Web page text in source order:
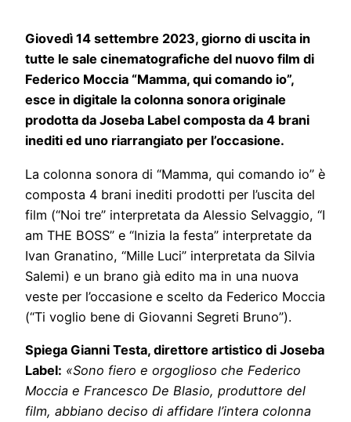
Giovedì 14 settembre 2023, giorno di uscita in
tutte le sale cinematografiche del nuovo film di
Federico Moccia “Mamma, qui comando io”,
esce in digitale la colonna sonora originale
prodotta da Joseba Label composta da 4 brani
inediti ed uno riarrangiato per l’occasione.
La colonna sonora di “Mamma, qui comando io” è
composta 4 brani inediti prodotti per l’uscita del
film (“Noi tre” interpretata da Alessio Selvaggio, “I
am THE BOSS” e “Inizia la festa” interpretate da
Ivan Granatino, “Mille Luci” interpretata da Silvia
Salemi) e un brano già edito ma in una nuova
veste per l’occasione e scelto da Federico Moccia
(“Ti voglio bene di Giovanni Segreti Bruno”).
Spiega Gianni Testa, direttore artistico di Joseba
Label: «Sono fiero e orgoglioso che Federico
Moccia e Francesco De Blasio, produttore del
film, abbiano deciso di affidare l’intera colonna